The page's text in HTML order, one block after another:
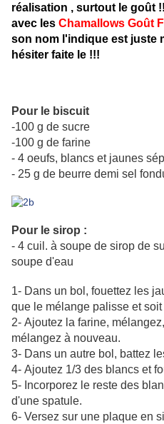
réalisation , surtout le goût
avec les Chamallows Goût
son nom l'indique est juste
hésiter faite le !!!
Pour le biscuit
-100 g de sucre
-100 g de farine
- 4 oeufs, blancs et jaunes
- 25 g de beurre demi sel
Pour le sirop :
- 4 cuil. à soupe de sirop de
soupe d'eau
1- Dans un bol, fouettez les
que le mélange palisse et
2- Ajoutez la farine,
mélangez à nouveau.
3- Dans un autre bol, battez
4- Ajoutez 1/3 des blancs et
5- Incorporez le reste des
d'une spatule.
6- Versez sur une plaque en